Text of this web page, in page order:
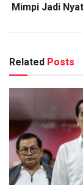
Mimpi Jadi
Related Posts